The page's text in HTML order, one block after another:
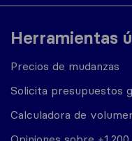
Herramientas
Precios de mudanzas
Solicita presupuestos
Calculadora de